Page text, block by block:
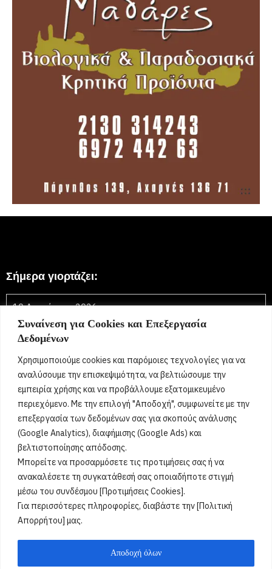
Συναίνεση για Cookies και Επεξεργασία
Δεδομένων
Χρησιμοποιούμε cookies και παρόμοιες τεχνολογίες για να
αναλύσουμε την επισκεψιμότητα, να βελτιώσουμε την
εμπειρία χρήσης και να προβάλλουμε εξατομικευμένο
περιεχόμενο. Με την επιλογή "Αποδοχή", συμφωνείτε με την
επεξεργασία των δεδομένων σας για σκοπούς ανάλυσης
(Google Analytics), διαφήμισης (Google Ads) και
βελτιστοποίησης απόδοσης.
Μπορείτε να προσαρμόσετε τις προτιμήσεις σας ή να
ανακαλέσετε τη συγκατάθεσή σας οποιαδήποτε στιγμή
μέσω του συνδέσμου [Προτιμήσεις Cookies].
Για περισσότερες πληροφορίες, διαβάστε την [Πολιτική
Απορρήτου] μας.
Αποδοχή όλων
Σήμερα γιορτάζει:
10 Αυγούστου 2026
Ευλαμπία, Ευλαμπή, Ευλάμπω, Λαμπή, Λαμπίνα, Λαμπία,
Λάμπω, Ηρώ, Ήρων, Ιππόλυτος, Ιππολύτη, Ιππολύτα,
Λαυρέντιος, Λαυρέντης, Λώρα, Λωραίνη, Λάουρα,
Λαυρεντία, Λαυρεντίνα[...]
Όροι Χρήσης
Πολιτική Ορθής Χρήσης
Email : info@acharnestimes.gr